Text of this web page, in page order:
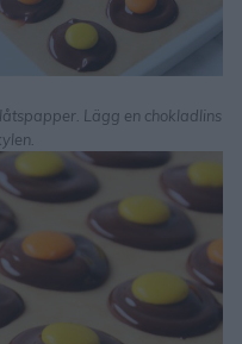
Lägg en chokladlins